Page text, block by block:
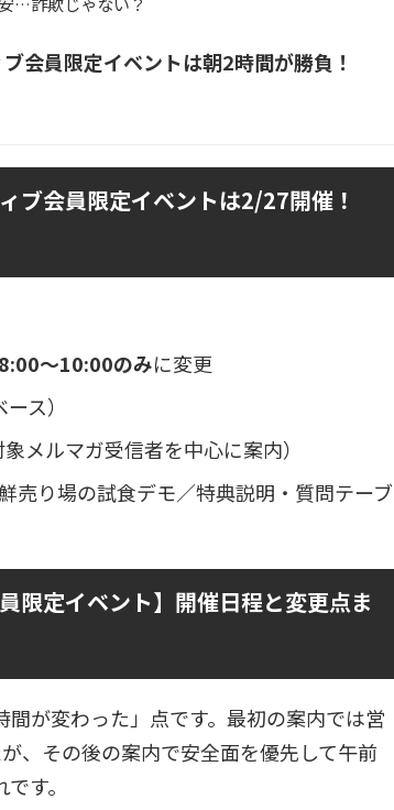
会員限定イベントは朝2時間が勝負！
ブ会員限定イベントは2/27開催！
8:00〜10:00のみに変更
ス）
メルマガ受信者を中心に案内）
売り場の試食デモ／特典説明・質問テーブ
限定イベント】開催日程と変更点ま
が変わった」点です。最初の案内では営
、その後の案内で安全面を優先して午前
す。